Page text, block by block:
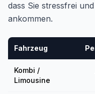
dass Sie stressfrei
ankommen.
Fahrzeug
Kombi /
Limousine